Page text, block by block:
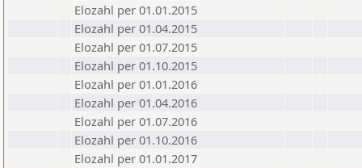
Elozahl per 01.01.2015
Elozahl per 01.04.2015
Elozahl per 01.07.2015
Elozahl per 01.10.2015
Elozahl per 01.01.2016
Elozahl per 01.04.2016
Elozahl per 01.07.2016
Elozahl per 01.10.2016
Elozahl per 01.01.2017